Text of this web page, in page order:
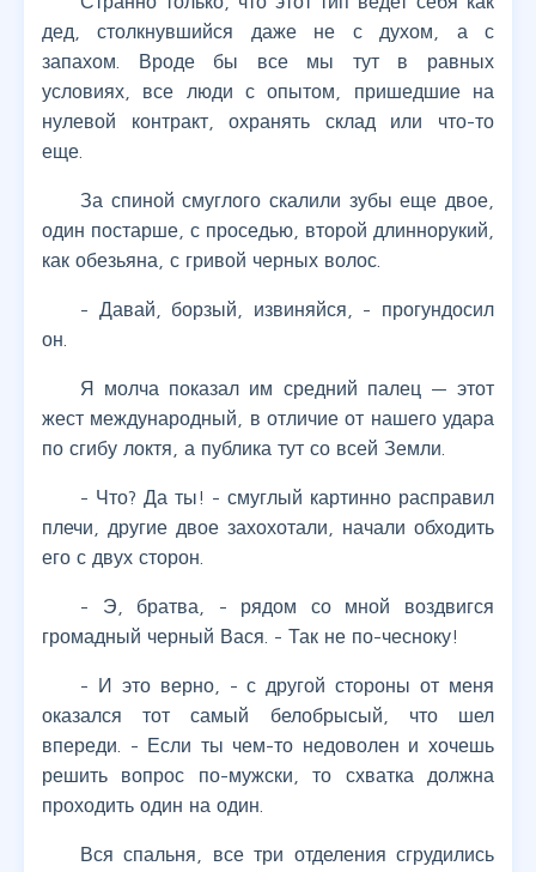
дед, столкнувшийся даже не с духом, а с
запахом. Вроде бы все мы тут в равных
условиях, все люди с опытом, пришедшие на
нулевой контракт, охранять склад или что-то
еще.
За спиной смуглого скалили зубы еще двое,
один постарше, с проседью, второй длиннорукий,
как обезьяна, с гривой черных волос.
- Давай, борзый, извиняйся, - прогундосил
он.
Я молча показал им средний палец — этот
жест международный, в отличие от нашего удара
по сгибу локтя, а публика тут со всей Земли.
- Что? Да ты! - смуглый картинно расправил
плечи, другие двое захохотали, начали обходить
его с двух сторон.
- Э, братва, - рядом со мной воздвигся
громадный черный Вася. - Так не по-чесноку!
- И это верно, - с другой стороны от меня
оказался тот самый белобрысый, что шел
впереди. - Если ты чем-то недоволен и хочешь
решить вопрос по-мужски, то схватка должна
проходить один на один.
Вся спальня, все три отделения сгрудились